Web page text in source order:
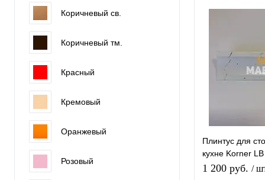
Коричневый св.
Коричневый тм.
Красный
Кремовый
Оранжевый
Розовый
В
В избранное
Плинтус для
кухне Korner
Марквина
1 200 руб. /